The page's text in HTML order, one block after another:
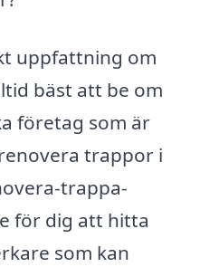
uppfattning om
bäst att be om
företag som är
trappor i
trappa-
för dig att hitta
som kan